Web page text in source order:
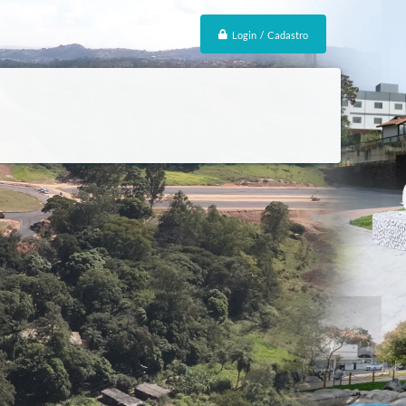
Login / Cadastro